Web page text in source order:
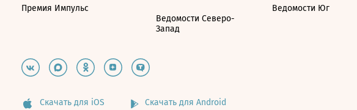
Премия Импульс
Ведомости Северо-
Запад
Ведомости Юг
Скачать для iOS Скачать для Android